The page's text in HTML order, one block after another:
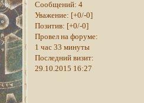
Сообщений: 4
Уважение: [+0/-0]
Позитив: [+0/-0]
Провел на форуме:
1 час 33 минуты
Последний визит:
29.10.2015 16:27